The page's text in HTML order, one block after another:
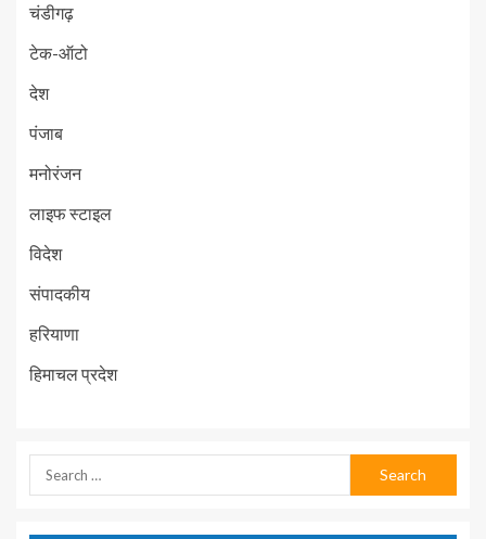
चंडीगढ़
टेक-ऑटो
देश
पंजाब
मनोरंजन
लाइफ स्टाइल
विदेश
संपादकीय
हरियाणा
हिमाचल प्रदेश